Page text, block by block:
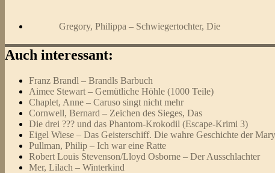
Gregory, Philippa – Schwiegertochter, Die
Auch interessant:
Franz Brandl – Brandls Barbuch
Aimee Stewart – Gemütliche Höhle (1000 Teile)
Chaplet, Anne – Caruso singt nicht mehr
Cornwell, Bernard – Zeichen des Sieges, Das
Die drei ??? und das Phantom-Krokodil (Escape-Krimi 3)
Eigel Wiese – Das Geisterschiff. Die wahre Geschichte der
Pullman, Philip – Ich war eine Ratte
Robert Louis Stevenson/Lloyd Osborne – Der Ausschlachter
Mer, Lilach – Winterkind